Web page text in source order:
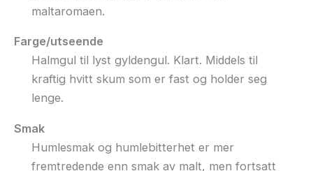
maltaromaen.
Farge/utseende
Halmgul til lyst gyldengul. Klart. Middels til
kraftig hvitt skum som er fast og holder seg
lenge.
Smak
Humlesmak og humlebitterhet er mer
fremtredende enn smak av malt, men fortsatt